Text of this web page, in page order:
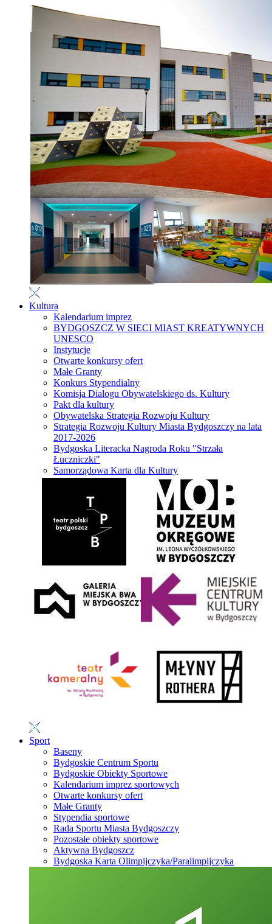
Kultura
Kalendarium imprez
BYDGOSZCZ W SIECI MIAST KREATYWNYCH
UNESCO
Instytucje
Otwarte konkursy ofert
Małe Granty
Konkurs Stypendialny
Komisja Dialogu Obywatelskiego ds. Kultury
Pakt dla kultury
Obywatelska Strategia Rozwoju Kultury
Strategia Rozwoju Kultury Miasta Bydgoszczy na lata
2017-2026
Bydgoska Literacka Nagroda Roku "Strzała
Łuczniczki"
Samorządowa Karta dla Kultury
Sport
Baseny
Bydgoskie Centrum Sportu
Bydgoskie Obiekty Sportowe
Kalendarium imprez sportowych
Otwarte konkursy ofert
Małe Granty
Stypendia sportowe
Rada Sportu Miasta Bydgoszczy
Pozostałe obiekty sportowe
Aktywna Bydgoszcz
Bydgoska Karta Olimpijczyka/Paralimpijczyka